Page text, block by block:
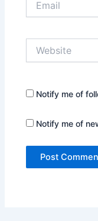
Notify me of
Notify me of